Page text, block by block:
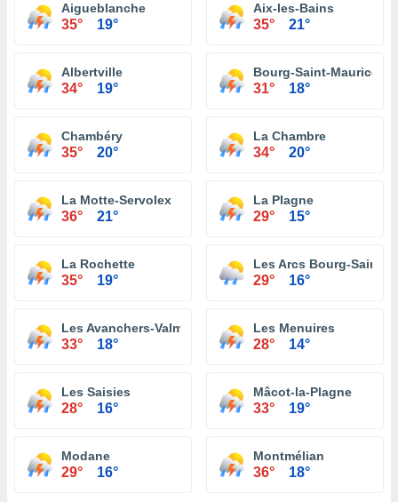
Aigueblanche
35° 19°
Aix-les-Bains
35° 21°
Albertville
34° 19°
Bourg-Saint-Maurice
31° 18°
Chambéry
35° 20°
La Chambre
34° 20°
La Motte-Servolex
36° 21°
La Plagne
29° 15°
La Rochette
35° 19°
Les Arcs Bourg-Saint-
29° 16°
Les Avanchers-Valmorel
33° 18°
Les Menuires
28° 14°
Les Saisies
28° 16°
Mâcot-la-Plagne
33° 19°
Modane
29° 16°
Montmélian
36° 18°